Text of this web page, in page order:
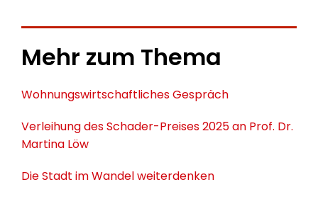
Mehr zum Thema
Wohnungswirtschaftliches Gespräch
Verleihung des Schader-Preises 2025 an Prof. Dr.
Martina Löw
Die Stadt im Wandel weiterdenken